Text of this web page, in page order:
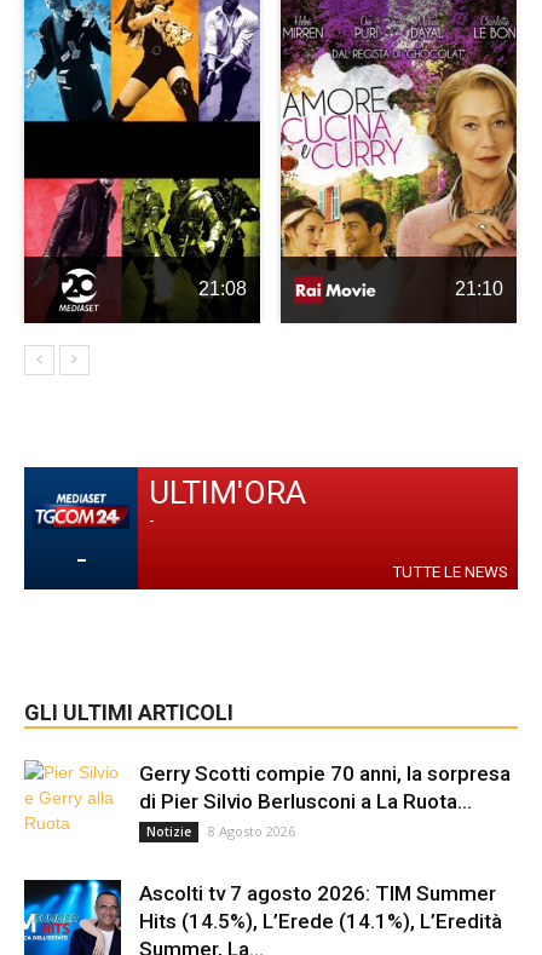
21:08 21:10
-
ULTIM'ORA
-
TUTTE LE NEWS
GLI ULTIMI ARTICOLI
Gerry Scotti compie 70 anni, la sorpresa
di Pier Silvio Berlusconi a La Ruota...
Notizie 8 Agosto 2026
Ascolti tv 7 agosto 2026: TIM Summer
Hits (14.5%), L’Erede (14.1%), L’Eredità
Summer, La...